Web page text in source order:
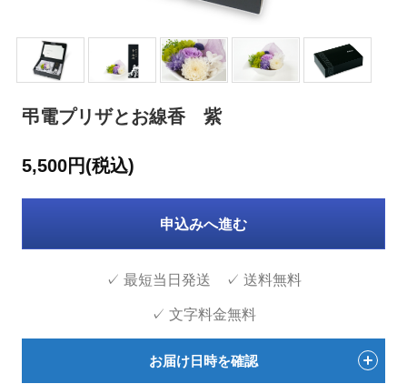
弔電プリザとお線香 紫
5,500円(税込)
申込みへ進む
✓ 最短当日発送 ✓ 送料無料
✓ 文字料金無料
お届け日時を確認